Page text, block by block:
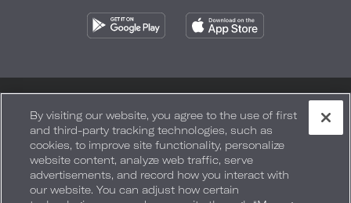
Seguridad y bienestar Términos de Uso Accesibilidad
Mapa del sitio Sus opciones de privacidad
DERECHOS DE AUTOR 2026.LOEWS HOTELS & CO
By visiting our website, you agree to the use of first
and third-party tracking technologies, such as
cookies, to improve site functionality, personalize
website content, analyze web traffic, serve
advertisements, and record how you interact with
our website. You can adjust how certain